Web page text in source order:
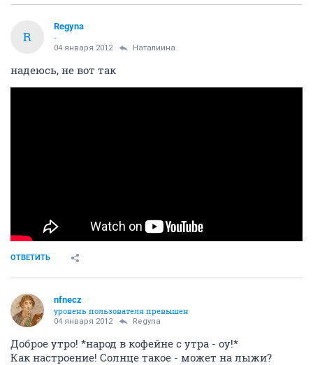
R
Regyna
-
04 января 2012 Наталиина
надеюсь, не вот так
ОТВЕТИТЬ
nfnecz
уровень пользователя превышен
04 января 2012 Regyna
Доброе утро! *народ в кофейне с утра - оу!*
Как настроение! Солнце такое - может на лыжи?